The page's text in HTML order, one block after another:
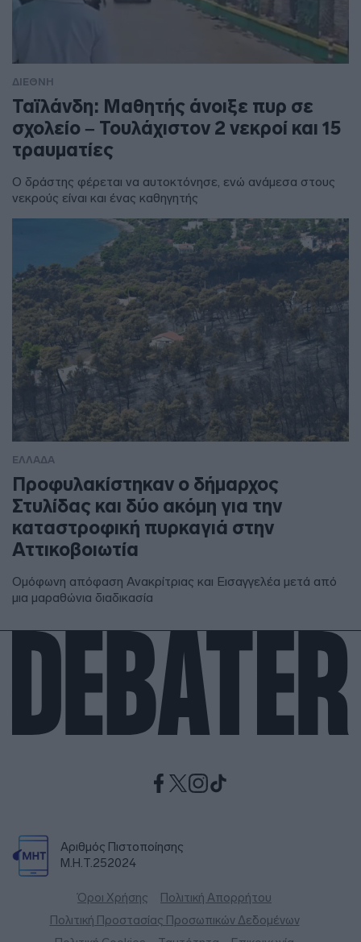
ΔΙΕΘΝΗ
Ταϊλάνδη: Μαθητής άνοιξε πυρ σε
σχολείο – Τουλάχιστον 2 νεκροί και 15
τραυματίες
Ο δράστης φέρεται να αυτοκτόνησε, ενώ ανάμεσα στους
νεκρούς είναι και ένας καθηγητής
ΕΛΛΑΔΑ
Προφυλακίστηκαν ο δήμαρχος
Στυλίδας και δύο ακόμη για την
καταστροφική πυρκαγιά στην
Αττικοβοιωτία
Ομόφωνη απόφαση Ανακρίτριας και Εισαγγελέα μετά από
μια μαραθώνια διαδικασία
Αριθμός Πιστοποίησης
Μ.Η.Τ.252024
Όροι Χρήσης
Πολιτική Απορρήτου
Πολιτική Προστασίας Προσωπικών Δεδομένων